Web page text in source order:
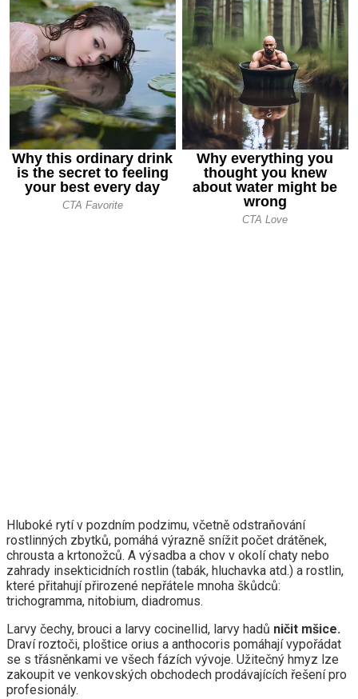
Hluboké rytí v pozdním podzimu, včetně odstraňování
rostlinných zbytků, pomáhá výrazně snížit počet drátěnek,
chrousta a krtonožců. A výsadba a chov v okolí chaty nebo
zahrady insekticidních rostlin (tabák, hluchavka atd.) a rostlin,
které přitahují přirozené nepřátele mnoha škůdců:
trichogramma, nitobium, diadromus.
Larvy čechy, brouci a larvy cocinellid, larvy hadů ničit mšice.
Draví roztoči, ploštice orius a anthocoris pomáhají vypořádat
se s třásněnkami ve všech fázích vývoje. Užitečný hmyz lze
zakoupit ve venkovských obchodech prodávajících řešení pro
profesionály.